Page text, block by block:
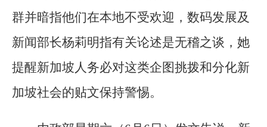
群并暗指他们在本地不受欢迎，数码发展及
新闻部长杨莉明指有关论述是无稽之谈，她
提醒新加坡人务必对这类企图挑拨和分化新
加坡社会的贴文保持警惕。